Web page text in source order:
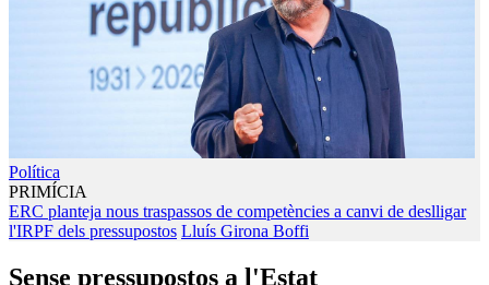
Política
PRIMÍCIA
ERC planteja nous traspassos de competències a canvi de deslligar
l'IRPF dels pressupostos Lluís Girona Boffi
Sense pressupostos a l'Estat